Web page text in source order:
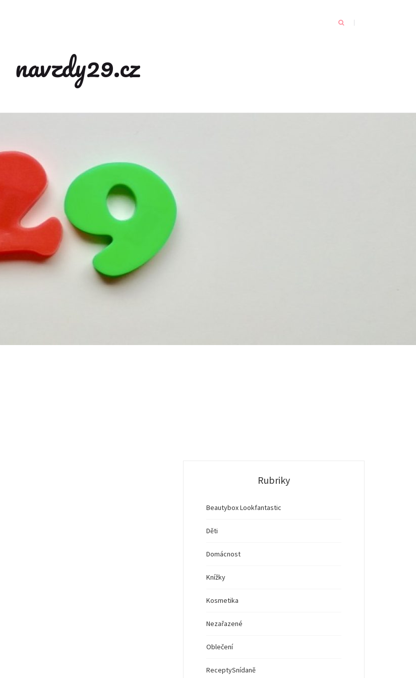
navzdy29.cz
Rubriky
Beautybox Lookfantastic
Děti
Domácnost
Knížky
Kosmetika
Nezařazené
Oblečení
ReceptySnídaně